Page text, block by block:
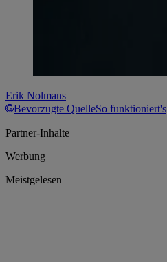
Erik Nolmans
Bevorzugte QuelleSo funktioniert's
Partner-Inhalte
Werbung
Meistgelesen